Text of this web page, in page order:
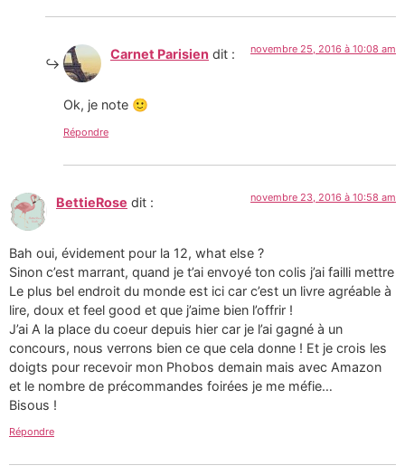
Carnet Parisien dit : novembre 25, 2016 à 10:08 am
Ok, je note 🙂
Répondre
BettieRose dit : novembre 23, 2016 à 10:58 am
Bah oui, évidement pour la 12, what else ?
Sinon c’est marrant, quand je t’ai envoyé ton colis j’ai failli mettre
Le plus bel endroit du monde est ici car c’est un livre agréable à
lire, doux et feel good et que j’aime bien l’offrir !
J’ai A la place du coeur depuis hier car je l’ai gagné à un
concours, nous verrons bien ce que cela donne ! Et je crois les
doigts pour recevoir mon Phobos demain mais avec Amazon
et le nombre de précommandes foirées je me méfie…
Bisous !
Répondre